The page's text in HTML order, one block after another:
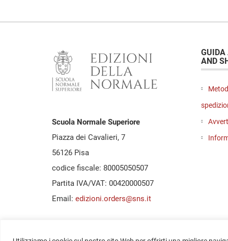
Scuola Normale Superiore
Piazza dei Cavalieri, 7
56126 Pisa
codice fiscale: 80005050507
Partita IVA/VAT: 00420000507
Email: edizioni.orders@sns.it
GUIDA
AND